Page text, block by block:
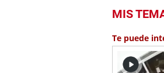
MIS
Te puede